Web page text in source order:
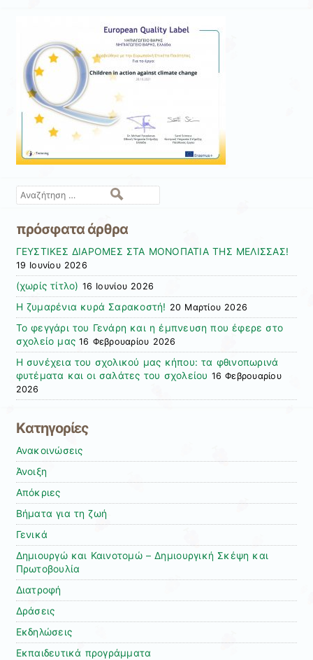
Αναζήτηση
πρόσφατα άρθρα
ΓΕΥΣΤΙΚΕΣ ΔΙΑΡΟΜΕΣ ΣΤΑ ΜΟΝΟΠΑΤΙΑ ΤΗΣ ΜΕΛΙΣΣΑΣ!
19 Ιουνίου 2026
(χωρίς τίτλο) 16 Ιουνίου 2026
Η ζυμαρένια κυρά Σαρακοστή! 20 Μαρτίου 2026
Το φεγγάρι του Γενάρη και η έμπνευση που έφερε στο
σχολείο μας 16 Φεβρουαρίου 2026
Η συνέχεια του σχολικού μας κήπου: τα φθινοπωρινά
φυτέματα και οι σαλάτες του σχολείου 16 Φεβρουαρίου
2026
Kατηγορίες
Ανακοινώσεις
Άνοιξη
Απόκριες
Βήματα για τη ζωή
Γενικά
Δημιουργώ και Καινοτομώ – Δημιουργική Σκέψη και
Πρωτοβουλία
Διατροφή
Δράσεις
Εκδηλώσεις
Εκπαιδευτικά προγράμματα